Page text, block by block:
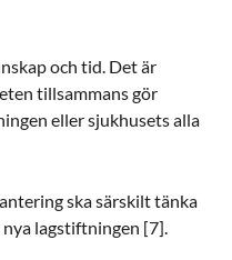
och tid. Det är
tillsammans gör
eller sjukhusets alla
ska särskilt tänka
lagstiftningen [7].